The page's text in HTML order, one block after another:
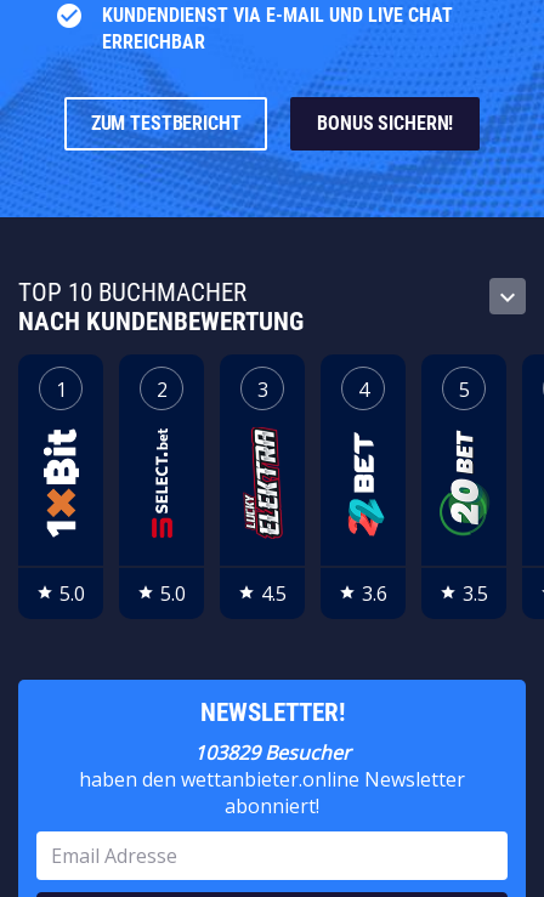
check_circle
KUNDENDIENST VIA E-MAIL UND LIVE CHAT
ERREICHBAR
ZUM TESTBERICHT BONUS SICHERN!
TOP 10 BUCHMACHER
NACH KUNDENBEWERTUNG
keyboard_arrow_down
1
star 5.0
2
star 5.0
3
star 4.5
4
star 3.6
5
star 3.5
NEWSLETTER!
103829 Besucher
haben den wettanbieter.online Newsletter
abonniert!